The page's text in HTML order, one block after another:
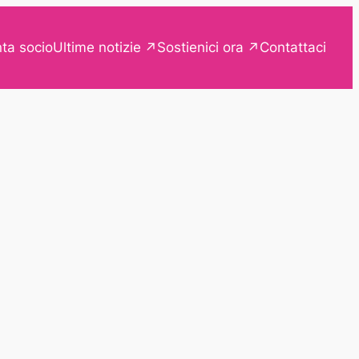
socioUltime notizie Sostienici ora Contattaci